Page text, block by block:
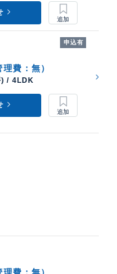
申込有
理費：無）
/ 4LDK